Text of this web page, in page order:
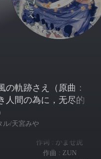
の軌跡さえ（原曲：
人間の為に，无尽的
ル/天宮みや
作词 : かませ虎
作曲 : ZUN